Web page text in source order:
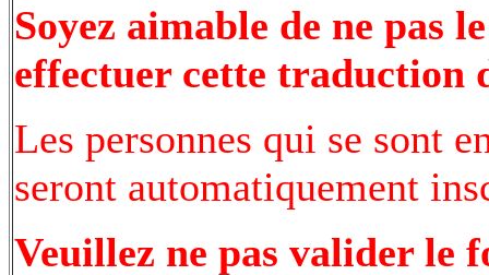
Soyez aimable de ne pas
effectuer cette traduction
Les personnes qui se sont
seront automatiquement
Veuillez ne pas valider le